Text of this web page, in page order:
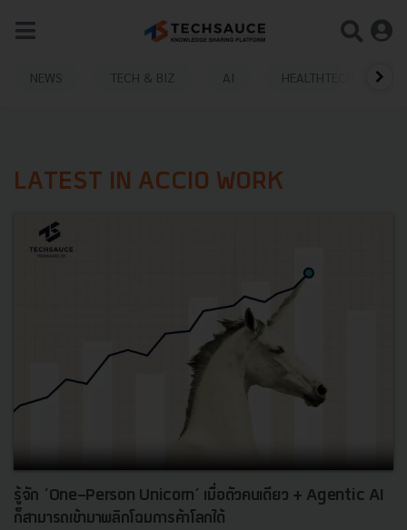
NEWS TECH & BIZ AI HEALTHTECH
LATEST IN ACCIO WORK
รู้จัก ‘One-Person Unicorn’ เมื่อตัวคนเดียว + Agentic AI
ก็สามารถเข้ามาพลิกโฉมการค้าโลกได้